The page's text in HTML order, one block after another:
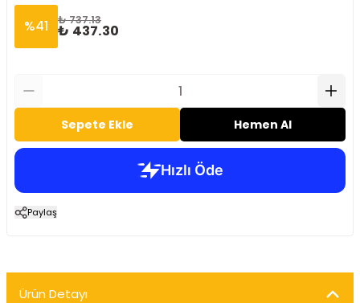
%41 ₺ 737.13
₺ 437.30
Sepete Ekle Hemen Al
Paylaş
Ürün Detayı